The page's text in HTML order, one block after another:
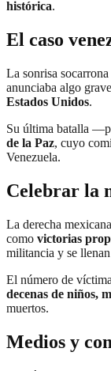
histórica.
El caso
La sonrisa socarrona
anunciaba algo
Estados Unidos.
Su última batalla
de la Paz, cuyo
Venezuela.
Celebrar la
La derecha
como victorias
militancia y se
El número de
decenas de niños,
muertos.
Medios y